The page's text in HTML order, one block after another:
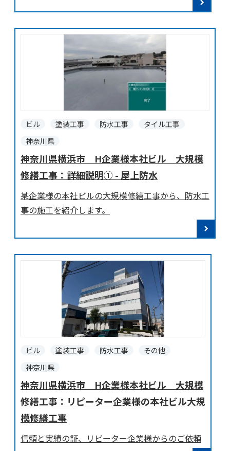
ビル 塗装工事 防水工事
タイル工事
神奈川県
神奈川県横浜市 H企業様本社ビル 大規模
修繕工事：詳細説明① - 屋上防水
某企業様の本社ビルの大規模修繕工事から、防水工
事の施工を紹介します。
ビル 塗装工事 防水工事
その他
神奈川県
神奈川県横浜市 H企業様本社ビル 大規模
修繕工事：リピーター企業様の本社ビル大規
模修繕工事
信頼と実績の証、リピーター企業様からのご依頼